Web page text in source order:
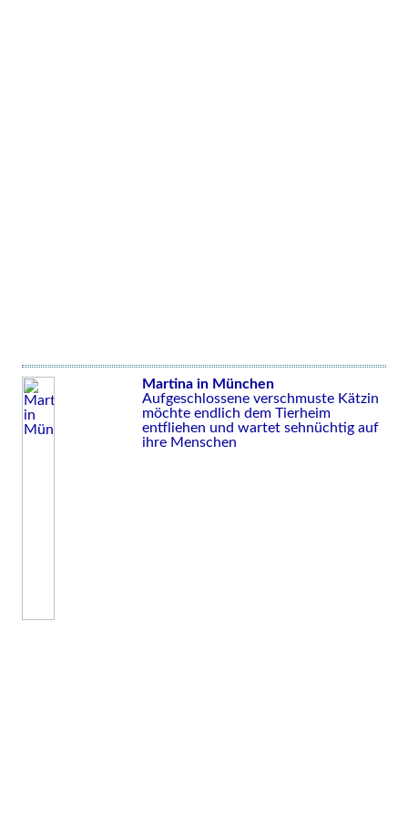
Martina in München
Aufgeschlossene verschmuste Kätzin
möchte endlich dem Tierheim
entfliehen und wartet sehnüchtig auf
ihre Menschen